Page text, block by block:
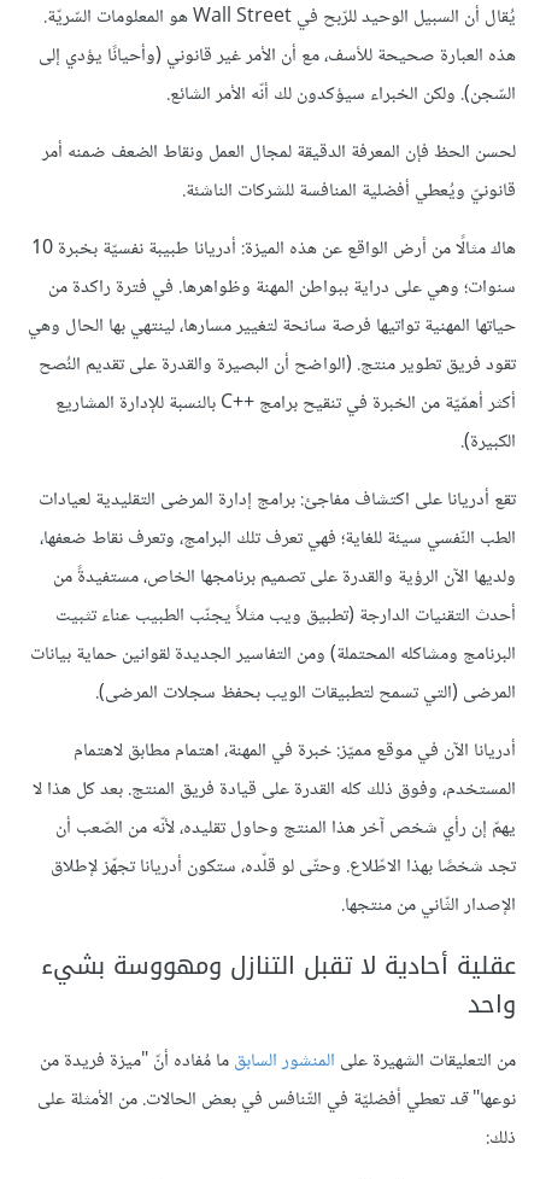
يُقال أن السبيل الوحيد للرّبح في Wall Street هو المعلومات السّريّة.
هذه العبارة صحيحة للأسف، مع أن الأمر غير قانوني (وأحيانًا يؤدي إلى
السّجن). ولكن الخبراء سيؤكدون لك أنّه الأمر الشائع.
لحسن الحظ فإن المعرفة الدقيقة لمجال العمل ونقاط الضعف ضمنه أمر
قانونيّ ويُعطي أفضلية المنافسة للشركات الناشئة.
هاك مثالًا من أرض الواقع عن هذه الميزة: أدريانا طبيبة نفسيّة بخبرة 10
سنوات؛ وهي على دراية ببواطن المهنة وظواهرها. في فترة راكدة من
حياتها المهنية تواتيها فرصة سانحة لتغيير مسارها، لينتهي بها الحال وهي
تقود فريق تطوير منتج. (الواضح أن البصيرة والقدرة على تقديم النُصح
أكثر أهمّيّة من الخبرة في تنقيح برامج ‎C++‎ بالنسبة للإدارة المشاريع
الكبيرة).
تقع أدريانا على اكتشاف مفاجئ: برامج إدارة المرضى التقليدية لعيادات
الطب النّفسي سيئة للغاية؛ فهي تعرف تلك البرامج، وتعرف نقاط ضعفها،
ولديها الآن الرؤية والقدرة على تصميم برنامجها الخاص، مستفيدةً من
أحدث التقنيات الدارجة (تطبيق ويب مثلاً يجنّب الطبيب عناء تثبيت
البرنامج ومشاكله المحتملة) ومن التفاسير الجديدة لقوانين حماية بيانات
المرضى (التي تسمح لتطبيقات الويب بحفظ سجلات المرضى).
‏أدريانا الآن في موقع مميّز: خبرة في المهنة، اهتمام مطابق لاهتمام
المستخدم، وفوق ذلك كله القدرة على قيادة فريق المنتج. بعد كل هذا لا
يهمّ إن رأي شخص آخر هذا المنتج وحاول تقليده، لأنّه من الصّعب أن
تجد شخصًا بهذا الاطّلاع. وحتّى لو قلّده، ستكون أدريانا تجهّز لإطلاق
الإصدار الثّاني من منتجها.
عقلية أحادية لا تقبل التنازل ومهووسة بشيء
واحد
من التعليقات الشهيرة على المنشور السابقما مُفاده أنّ "ميزة فريدة من
نوعها"قدتعطي أفضليّة في التّنافس في بعض الحالات. من الأمثلة على
ذلك: